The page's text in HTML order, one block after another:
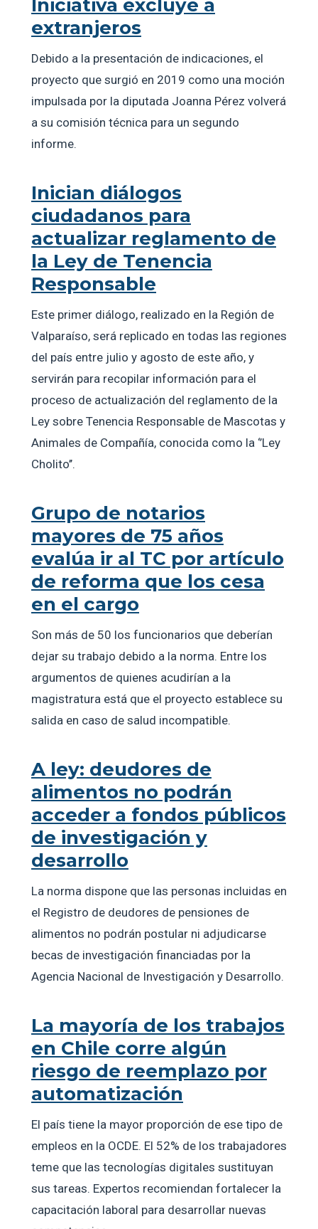
Iniciativa excluye a
extranjeros
Debido a la presentación de indicaciones, el
proyecto que surgió en 2019 como una moción
impulsada por la diputada Joanna Pérez volverá
a su comisión técnica para un segundo
informe.
Inician diálogos
ciudadanos para
actualizar reglamento de
la Ley de Tenencia
Responsable
Este primer diálogo, realizado en la Región de
Valparaíso, será replicado en todas las regiones
del país entre julio y agosto de este año, y
servirán para recopilar información para el
proceso de actualización del reglamento de la
Ley sobre Tenencia Responsable de Mascotas y
Animales de Compañía, conocida como la ‘’Ley
Cholito’’.
Grupo de notarios
mayores de 75 años
evalúa ir al TC por artículo
de reforma que los cesa
en el cargo
Son más de 50 los funcionarios que deberían
dejar su trabajo debido a la norma. Entre los
argumentos de quienes acudirían a la
magistratura está que el proyecto establece su
salida en caso de salud incompatible.
A ley: deudores de
alimentos no podrán
acceder a fondos públicos
de investigación y
desarrollo
La norma dispone que las personas incluidas en
el Registro de deudores de pensiones de
alimentos no podrán postular ni adjudicarse
becas de investigación financiadas por la
Agencia Nacional de Investigación y Desarrollo.
La mayoría de los trabajos
en Chile corre algún
riesgo de reemplazo por
automatización
El país tiene la mayor proporción de ese tipo de
empleos en la OCDE. El 52% de los trabajadores
teme que las tecnologías digitales sustituyan
sus tareas. Expertos recomiendan fortalecer la
capacitación laboral para desarrollar nuevas